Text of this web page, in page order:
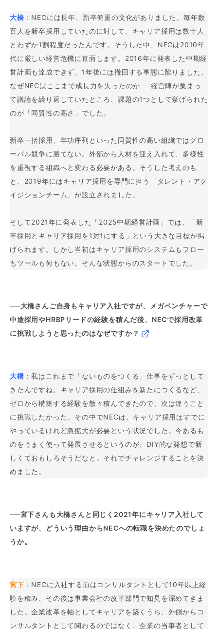
大橋 ：NECには長年、新卒偏重の文化がありました。毎年数
百人を新卒採用していたのに対して、キャリア採用は数十人
とわずか1割程度だったんです。そうした中、NECは2010年
代に厳しい経営危機に直面します。2016年に発表した中期経
営計画も達成できず、1年後には撤回する事態に陥りました。
なぜNECはここまで成長力を失ったのか──経営陣が集まっ
て議論を繰り返していたところ、課題の1つとして挙げられた
のが「同質性の高さ」でした。
新卒一括採用、年功序列といった同質性の高い組織ではグロ
ーバル競争に勝てない。外部から人材を迎え入れて、多様性
を重視する組織へと変わる必要がある。そうした考えのも
と、2019年にはキャリア採用を専門に担う「タレント・アク
イジションチーム」が設立されました。
そして2021年に発表した「2025中期経営計画」では、「新
卒採用とキャリア採用を1対1にする」という大きな目標が掲
げられます。しかし当初はキャリア採用のシステムもフロー
もツールも何もない。そんな状態からのスタートでした。
──大橋さんご自身もキャリア入社ですが、メガベンチャーで
中途採用やHRBPリードの経験を積んだ後、NECで採用改革
に挑戦しようと思ったのはなぜですか？
大橋 ：私はこれまで「ないものをつくる」仕事をずっとして
きたんですね。キャリア採用の仕組みを新たにつくるなど、
ゼロから構築する経験を散々積んできたので、次は違うこと
に挑戦したかった。その中でNECは、キャリア採用はすでに
やっているけれど急拡大が必要という状況でした。今あるも
のをうまく使って発展させるというのが、DIY的な発想で新
しくておもしろそうだなと。それでチャレンジすることを決
めました。
──宮下さんも大橋さんと同じく2021年にキャリア入社して
いますが、どういう理由からNECへの転職を決めたのでしょ
うか。
宮下 ：NECに入社する前はコンサルタントとして10年以上経
験を積み、その後は事業会社の改革部門で知見を深めてきま
した。企業改革を軸としてキャリアを築くうち、外側からコ
ンサルタントとして関わるのではなく、企業の当事者として